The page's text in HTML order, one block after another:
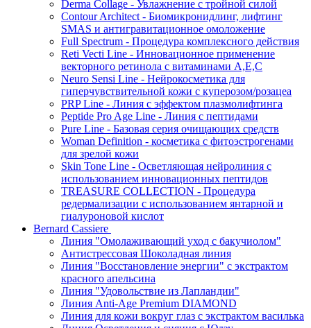
Derma Collage - Увлажнение с тройной силой
Contour Architect - Биомикронидлинг, лифтинг
SMAS и антигравитационное омоложение
Full Spectrum - Процедура комплексного действия
Reti Vecti Line - Инновационное применение
векторного ретинола с витаминами A,Е,С
Neuro Sensi Line - Нейрокосметика для
гиперчувствительной кожи с куперозом/розацеа
PRP Line - Линия с эффектом плазмолифтинга
Peptide Pro Age Line - Линия с пептидами
Pure Line - Базовая серия очищающих средств
Woman Definition - косметика с фитоэстрогенами
для зрелой кожи
Skin Tone Line - Осветляющая нейролиния с
использованием инновационных пептидов
TREASURE COLLECTION - Процедура
редермализации с использованием янтарной и
гиалуроновой кислот
Bernard Cassiere
Линия "Омолаживающий уход с бакучиолом"
Антистрессовая Шоколадная линия
Линия "Восстановление энергии" с экстрактом
красного апельсина
Линия "Удовольствие из Лапландии"
Линия Anti-Age Premium DIAMOND
Линия для кожи вокруг глаз с экстрактом василька